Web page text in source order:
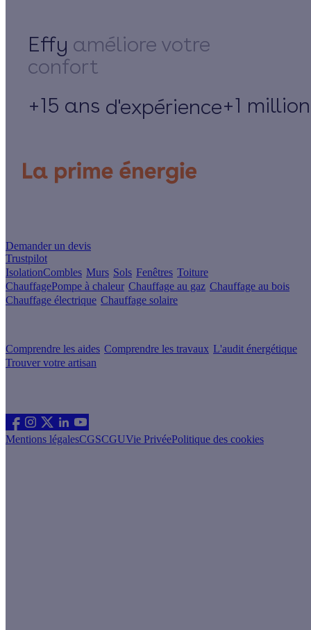
Effy
+15 ans d'expérience+1
Demander un devis
Trustpilot
IsolationCombles Murs Sols Fenêtres Toiture
ChauffagePompe à chaleur Chauffage au gaz Chauffage au bois
Chauffage électrique Chauffage solaire
Comprendre les aides Comprendre les travaux L'audit énergétique
Trouver votre artisan
Mentions légalesCGSCGUVie PrivéePolitique des cookies